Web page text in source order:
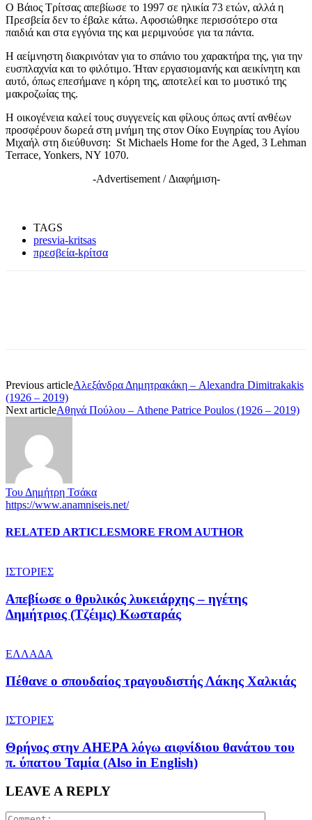
Ο Βάιος Τρίτσας απεβίωσε το 1997 σε ηλικία 73 ετών, αλλά η
Πρεσβεία δεν το έβαλε κάτω. Αφοσιώθηκε περισσότερο στα
παιδιά και στα εγγόνια της και μεριμνούσε για τα πάντα.
Η αείμνηστη διακρινόταν για το σπάνιο του χαρακτήρα της, για την
ευσπλαχνία και το φιλότιμο. Ήταν εργασιομανής και αεικίνητη και
αυτό, όπως επεσήμανε η κόρη της, αποτελεί και το μυστικό της
μακροζωίας της.
Η οικογένεια καλεί τους συγγενείς και φίλους όπως αντί ανθέων
προσφέρουν δωρεά στη μνήμη της στον Οίκο Ευγηρίας του Αγίου
Μιχαήλ στη διεύθυνση: St Michaels Home for the Αged, 3 Lehman
Terrace, Yonkers, NY 1070.
-Advertisement / Διαφήμιση-
TAGS
presvia-kritsas
πρεσβεία-kρίτσα
Previous articleΑλεξάνδρα Δημητρακάκη – Alexandra Dimitrakakis
(1926 – 2019)
Next articleΑθηνά Πούλου – Athene Patrice Poulos (1926 – 2019)
Του Δημήτρη Τσάκα
https://www.anamniseis.net/
RELATED ARTICLESMORE FROM AUTHOR
ΙΣΤΟΡΙΕΣ
Απεβίωσε ο θρυλικός λυκειάρχης – ηγέτης
Δημήτριος (Τζέιμς) Κωσταράς
ΕΛΛΑΔΑ
Πέθανε ο σπουδαίος τραγουδιστής Λάκης Χαλκιάς
ΙΣΤΟΡΙΕΣ
Θρήνος στην AHEPA λόγω αιφνίδιου θανάτου του
π. ύπατου Ταμία (Also in English)
LEAVE A REPLY